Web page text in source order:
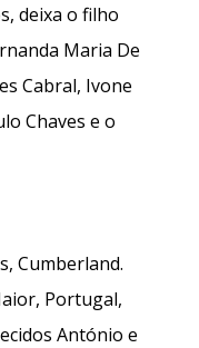
deixa o filho
Maria De
Cabral, Ivone
Chaves e o
Cumberland.
Portugal,
António e